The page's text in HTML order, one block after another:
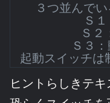
３つ並んでい
Ｓ１：冷
Ｓ２：主
Ｓ３：動
起動スイッチは
ヒントらしきテキ